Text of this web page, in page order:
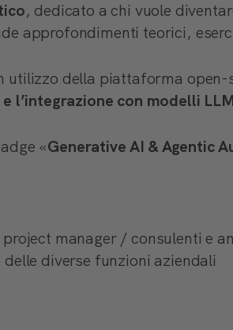
, dedicato a chi vuole
approfondimenti teorici,
della piattaforma open-
l’integrazione con modelli
«Generative AI & Agentic
manager / consulenti e
diverse funzioni aziendali